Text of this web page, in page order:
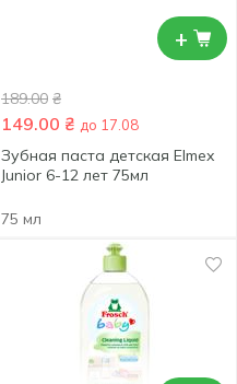
+
189.00 ₴
149.00 ₴ до 17.08
Зубная паста детская Elmex
Junior 6-12 лет 75мл
75 мл